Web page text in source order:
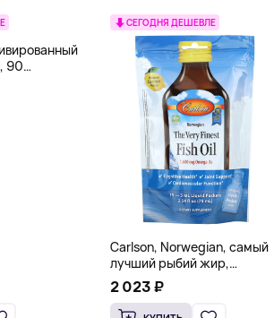
90
СЕГОДНЯ ДЕШЕВЛЕ
Carlson, Norwegian, самый
лучший рыбий жир,
натуральный лимон, 15
пакетиков (5 мл) каждый
2 023 ₽